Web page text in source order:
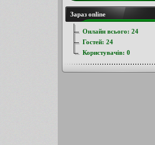
Зараз online
Онлайн всього: 24
Гостей: 24
Користувачів: 0